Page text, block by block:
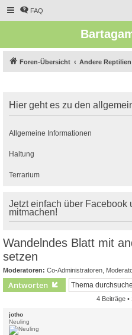
FAQ
Foren-Übersicht Andere
Hier geht es zu den
Allgemeine Informationen
Haltung
Terrarium
Jetzt einfach über Facebook
mitmachen!
Wandelndes Blatt mit
setzen
Moderatoren: Co-Administratoren
Antworten
4 Beiträge •
jotho
Neuling